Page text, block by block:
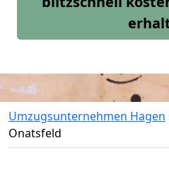
Umzugsunternehmen Hagen
Onatsfeld